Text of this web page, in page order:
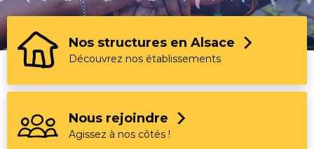
Nos structures en Alsace
Découvrez nos établissements
Nous rejoindre
Agissez à nos côtés !